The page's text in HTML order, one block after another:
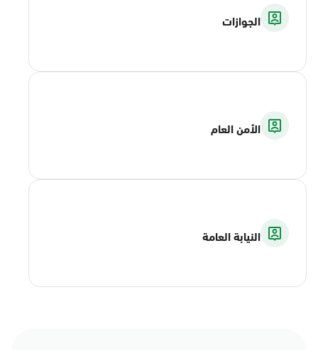
الجوازات
الأمن العام
النيابة العامة